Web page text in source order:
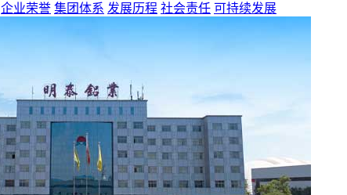
企业荣誉 集团体系 发展历程 社会责任 可持续发展